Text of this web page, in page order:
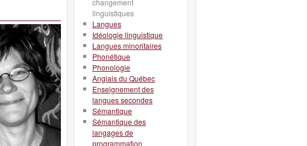
changement
linguistiques
Langues
Idéologie linguistique
Langues minoritaires
Phonétique
Phonologie
Anglais du Québec
Enseignement des
langues secondes
Sémantique
Sémantique des
langages de
programmation